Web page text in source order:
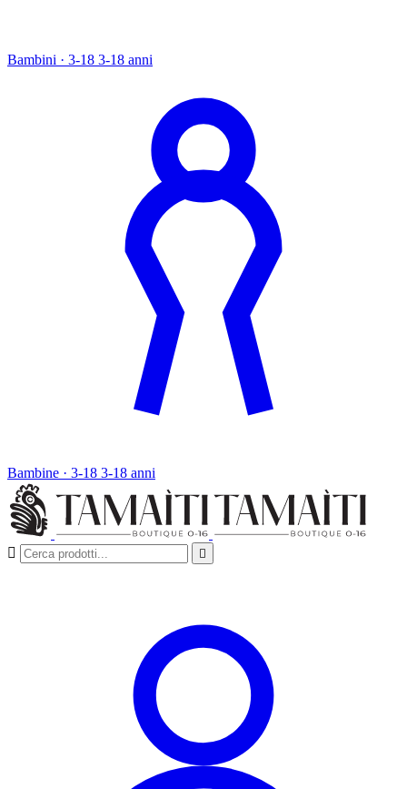
Bambini · 3-18 3-18 anni
Bambine · 3-18 3-18 anni
 